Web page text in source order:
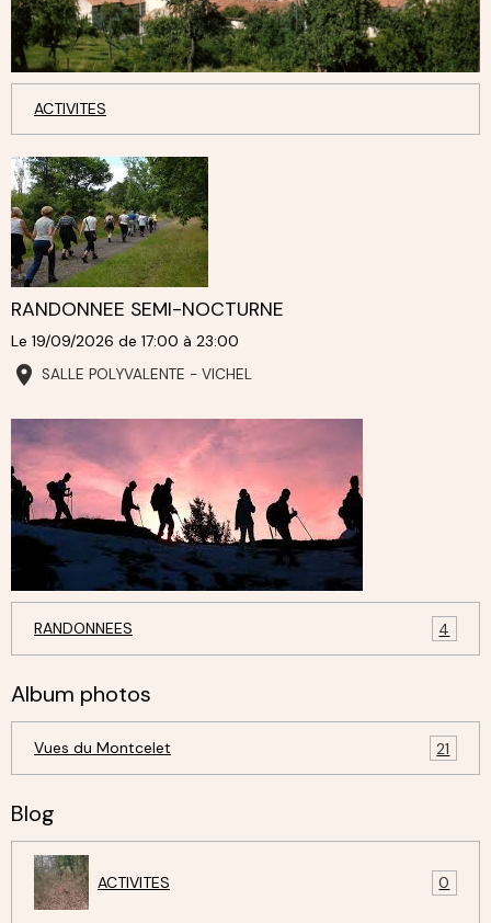
ACTIVITES
RANDONNEE SEMI-NOCTURNE
Le 19/09/2026 de 17:00 à 23:00
SALLE POLYVALENTE - VICHEL
RANDONNEES 4
Album photos
Vues du Montcelet 21
Blog
ACTIVITES 0